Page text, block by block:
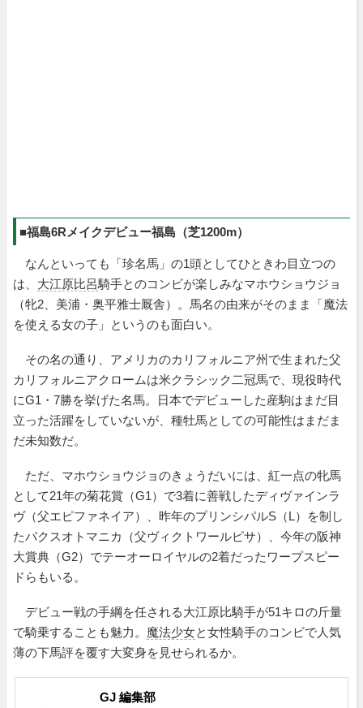
■福島6Rメイクデビュー福島（芝1200m）
なんといっても「珍名馬」の1頭としてひときわ目立つの
は、 大江原比呂騎手とのコンビが楽しみなマホウショウジョ
（牝2、美浦・奥平雅士厩舎）。馬名の由来がそのまま「魔法
を使える女の子」というのも面白い。
その名の通り、アメリカのカリフォルニア州で生まれた父
カリフォルニアクロームは米クラシック二冠馬で、現役時代
にG1・7勝を挙げた名馬。日本でデビューした産駒はまだ目
立った活躍をしていないが、種牡馬としての可能性はまだま
だ未知数だ。
ただ、マホウショウジョのきょうだいには、紅一点の牝馬
として21年の菊花賞（G1）で3着に善戦したディヴァインラ
ヴ（父エピファネイア）、昨年のプリンシパルS（L）を制し
たパクスオトマニカ（父ヴィクトワールピサ）、今年の阪神
大賞典（G2）でテーオーロイヤルの2着だったワープスピー
ドらもいる。
デビュー戦の手綱を任される大江原比騎手が51キロの斤量
で騎乗することも魅力。 魔法少女と女性騎手のコンビで人気
薄の下馬評を覆す大変身を見せられるか。
GJ 編集部